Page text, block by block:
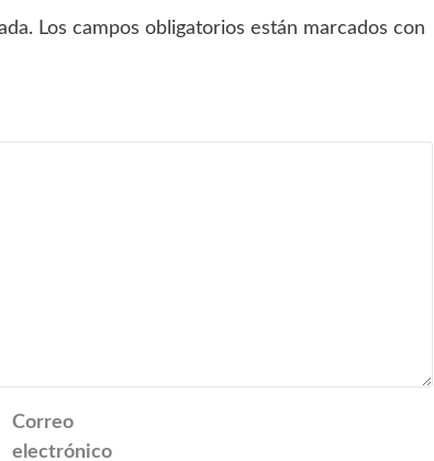
Los campos obligatorios están marcados con
Correo
electrónico